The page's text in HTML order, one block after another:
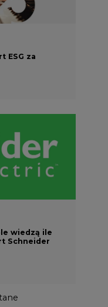
ESG za
wiedzą ile
Schneider